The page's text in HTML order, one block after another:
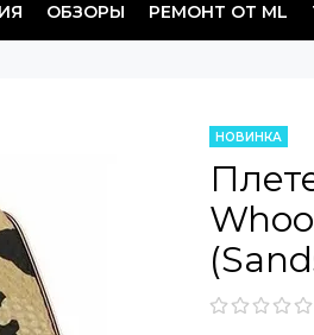
ОБЗОРЫ РЕМОНТ ОТ ML
НОВИНКА